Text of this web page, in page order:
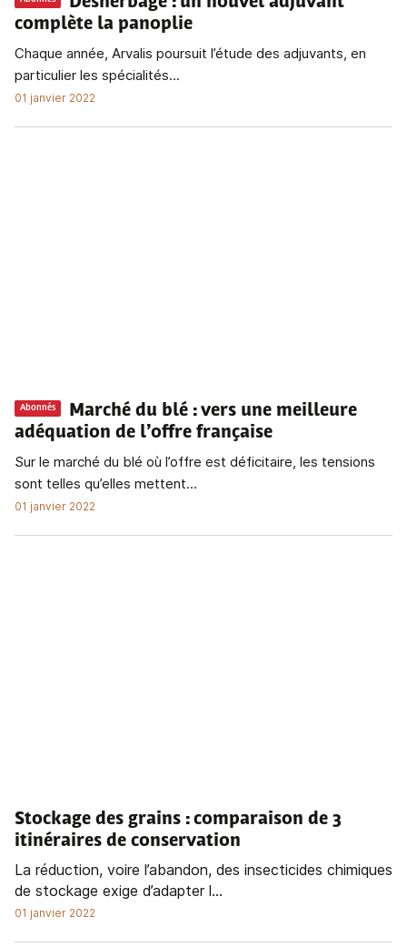
complète la panoplie
Chaque année, Arvalis poursuit l’étude des adjuvants, en
particulier les spécialités...
01 janvier 2022
Abonnés Marché du blé : vers une meilleure
adéquation de l’offre française
Sur le marché du blé où l’offre est déficitaire, les tensions
sont telles qu’elles mettent...
01 janvier 2022
Stockage des grains : comparaison de 3
itinéraires de conservation
La réduction, voire l’abandon, des insecticides chimiques
de stockage exige d’adapter l...
01 janvier 2022